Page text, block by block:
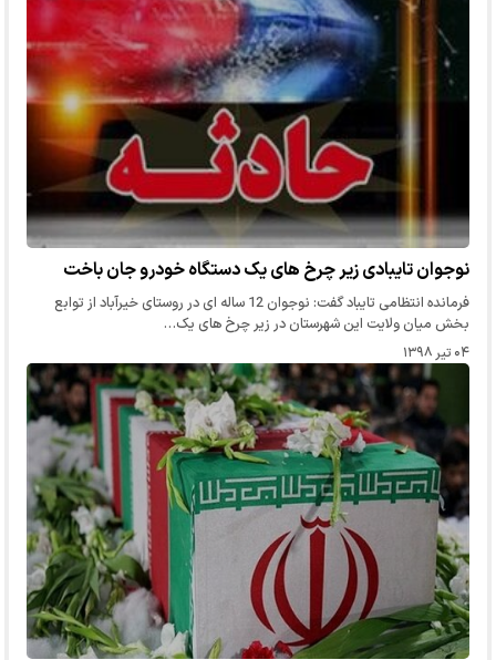
نوجوان تایبادی زیر چرخ های یک دستگاه خودرو جان باخت
فرمانده انتظامی تایباد گفت: نوجوان 12 ساله ای در روستای خیرآباد از توابع
بخش میان ولایت این شهرستان در زیر چرخ های یک…
۰۴ تیر ۱۳۹۸